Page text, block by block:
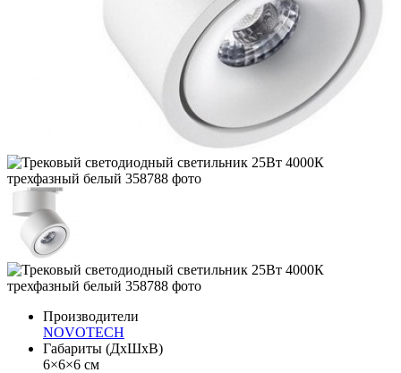
Производители
NOVOTECH
Габариты (ДхШхВ)
6×6×6 см